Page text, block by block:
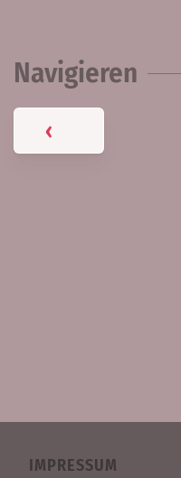
Navigieren
‹
IMPRESSUM